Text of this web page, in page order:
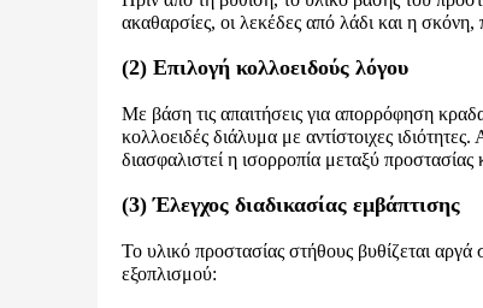
ακαθαρσίες, οι λεκέδες από λάδι και η
(2) Επιλογή κολλοειδούς λόγου
Με βάση τις απαιτήσεις για απορρόφηση
κολλοειδές διάλυμα με αντίστοιχες
διασφαλιστεί η ισορροπία μεταξύ προστασίας
(3) Έλεγχος διαδικασίας εμβάπτισης
Το υλικό προστασίας στήθους βυθίζεται
εξοπλισμού: